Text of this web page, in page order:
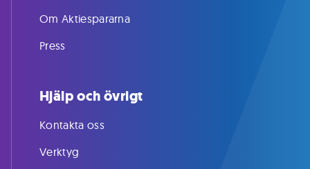
Om Aktiespararna
Press
Hjälp och övrigt
Kontakta oss
Verktyg